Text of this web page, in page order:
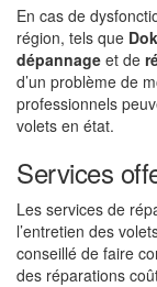
En cas de
région, tels que
dépannage et de
d’un problème de
professionnels
volets en état.
Services
Les services de
l’entretien des
conseillé de faire
des réparations